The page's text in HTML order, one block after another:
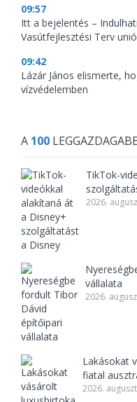
09:57
Itt a bejelentés –
Vasútfejlesztési Terv
09:42
Lázár János elismerte,
vízvédelemben
A 100
TikTok-
2026.
vállalata
2026.
Lakásokat
fiatal
2026.